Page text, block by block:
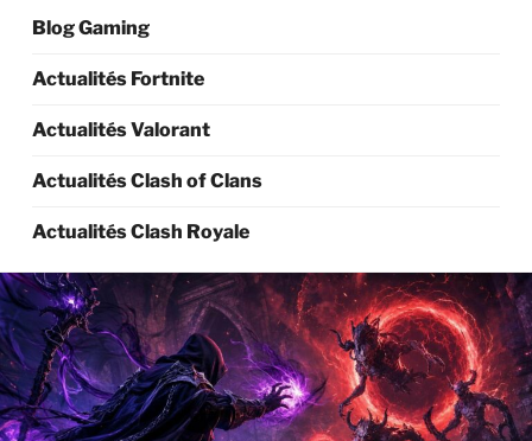
Blog Gaming
Actualités Fortnite
Actualités Valorant
Actualités Clash of Clans
Actualités Clash Royale